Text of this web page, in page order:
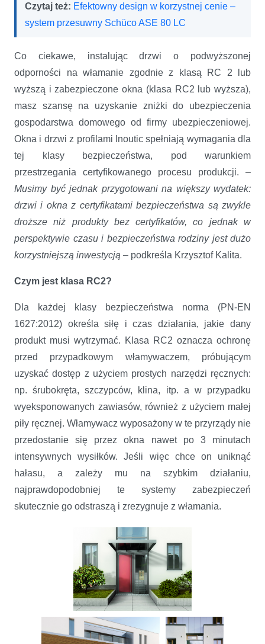
Czytaj też: Efektowny design w korzystnej cenie –
system przesuwny Schüco ASE 80 LC
Co ciekawe, instalując drzwi o podwyższonej
odporności na włamanie zgodnie z klasą RC 2 lub
wyższą i zabezpieczone okna (klasa RC2 lub wyższa),
masz szansę na uzyskanie zniżki do ubezpieczenia
gospodarstwa domowego od firmy ubezpieczeniowej.
Okna i drzwi z profilami Inoutic spełniają wymagania dla
tej klasy bezpieczeństwa, pod warunkiem
przestrzegania certyfikowanego procesu produkcji. –
Musimy być jednak przygotowani na większy wydatek:
drzwi i okna z certyfikatami bezpieczeństwa są zwykle
droższe niż produkty bez certyfikatów, co jednak w
perspektywie czasu i bezpieczeństwa rodziny jest dużo
korzystniejszą inwestycją – podkreśla Krzysztof Kalita.
Czym jest klasa RC2?
Dla każdej klasy bezpieczeństwa norma (PN-EN
1627:2012) określa siłę i czas działania, jakie dany
produkt musi wytrzymać. Klasa RC2 oznacza ochronę
przed przypadkowym włamywaczem, próbującym
uzyskać dostęp z użyciem prostych narzędzi ręcznych:
np. śrubokręta, szczypców, klina, itp. a w przypadku
wyeksponowanych zawiasów, również z użyciem małej
piły ręcznej. Włamywacz wyposażony w te przyrządy nie
przedostanie się przez okna nawet po 3 minutach
intensywnych wysiłków. Jeśli więc chce on uniknąć
hałasu, a zależy mu na szybkim działaniu,
najprawdopodobniej te systemy zabezpieczeń
skutecznie go odstraszą i zrezygnuje z włamania.